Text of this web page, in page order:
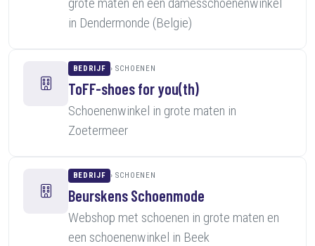
in Dendermonde (Belgie)
BEDRIJF SCHOENEN
ToFF-shoes for you(th)
Schoenenwinkel in grote maten in
Zoetermeer
BEDRIJF SCHOENEN
Beurskens Schoenmode
Webshop met schoenen in grote maten en
een schoenenwinkel in Beek